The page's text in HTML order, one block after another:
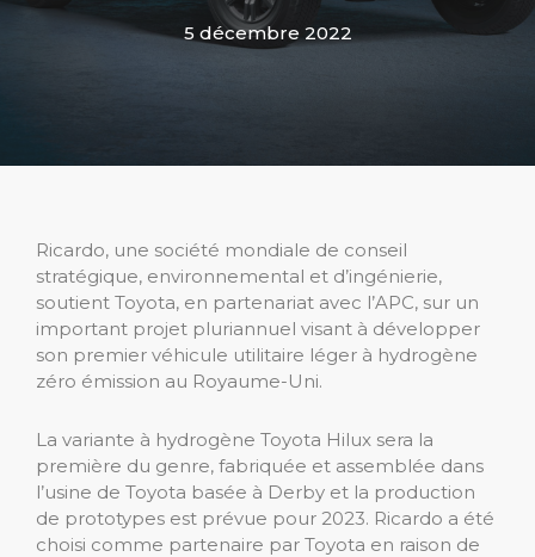
5 décembre 2022
Ricardo, une société mondiale de conseil
stratégique, environnemental et d’ingénierie,
soutient Toyota, en partenariat avec l’APC, sur un
important projet pluriannuel visant à développer
son premier véhicule utilitaire léger à hydrogène
zéro émission au Royaume-Uni.
La variante à hydrogène Toyota Hilux sera la
première du genre, fabriquée et assemblée dans
l’usine de Toyota basée à Derby et la production
de prototypes est prévue pour 2023. Ricardo a été
choisi comme partenaire par Toyota en raison de